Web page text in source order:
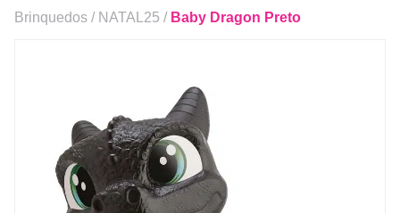
Brinquedos / NATAL25 / Baby Dragon Preto